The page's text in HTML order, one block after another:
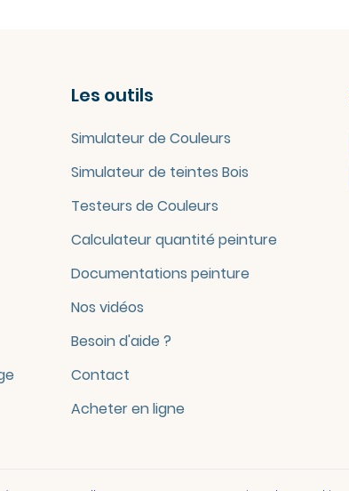
Les outils
Simulateur de Couleurs
Simulateur de teintes Bois
Testeurs de Couleurs
Calculateur quantité peinture
Documentations peinture
Nos vidéos
Besoin d'aide ?
Contact
Acheter en ligne